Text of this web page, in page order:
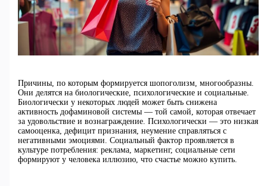
Причины, по которым формируется шопоголизм, многообразны.
Они делятся на биологические, психологические и социальные.
Биологически у некоторых людей может быть снижена
активность дофаминовой системы — той самой, которая отвечает
за удовольствие и вознаграждение. Психологически — это низкая
самооценка, дефицит признания, неумение справляться с
негативными эмоциями. Социальный фактор проявляется в
культуре потребления: реклама, маркетинг, социальные сети
формируют у человека иллюзию, что счастье можно купить.